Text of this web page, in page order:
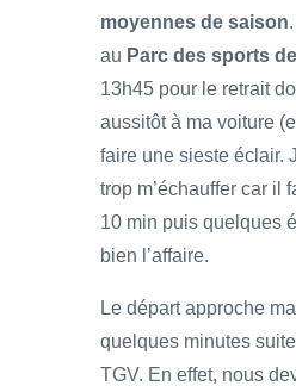
moyennes de saison
au Parc des sports
13h45 pour le retrait
aussitôt à ma voiture
faire une sieste éclair.
trop m’échauffer car il
10 min puis quelques
bien l’affaire.
Le départ approche
quelques minutes
TGV. En effet, nous